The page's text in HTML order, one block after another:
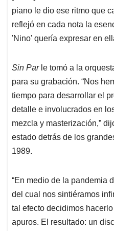
piano le dio ese ritmo que
reflejó en cada nota la
'Nino' quería expresar en
Sin Parle tomó a la
para su grabación. “Nos
tiempo para desarrollar el
detalle e involucrados en
mezcla y masterización,”
estado detrás de los
1989.
“En medio de la pandemia
del cual nos sintiéramos
tal efecto decidimos
apuros. El resultado: un